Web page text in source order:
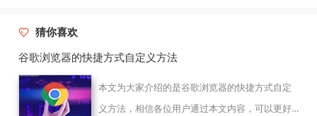
猜你喜欢
谷歌浏览器的快捷方式自定义方法
本文为大家介绍的是谷歌浏览器的快捷方式自定
义方法，相信各位用户通过本文内容，可以更好